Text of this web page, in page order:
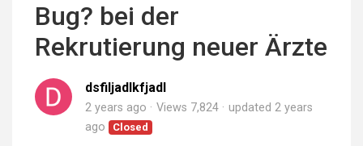
Bug? bei der
Rekrutierung neuer Ärzte
dsfiljadlkfjadl
2 years ago Views 7,824 updated 2 years
ago
Closed